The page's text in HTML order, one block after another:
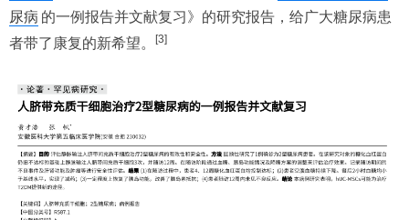
尿病 的一例报告并文献复习》的研究报告，给广大糖尿病患
者带了康复的新希望。
[3]